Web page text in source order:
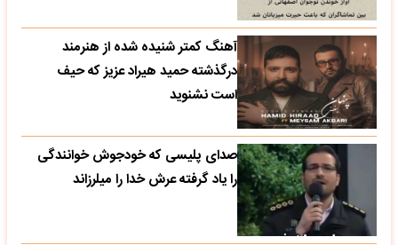
آهنگ کمتر شنیده شده از هنرمند
درگذشته حمید هیراد عزیز که حیف
است نشنوید
صدای پلیسی که خودجوش خوانندگی
را یاد گرفته عرش خدا را میلرزاند